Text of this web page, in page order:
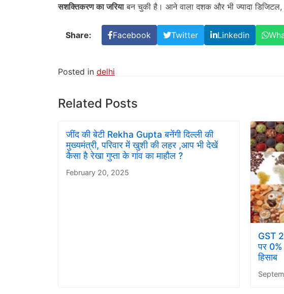
सशक्तिकरण का जरियाबन चुकी है। आने वाला दशक और भी ज्यादा डिजिटल,
Share: Facebook Twitter Linkedin
Posted in delhi
Related Posts
जींद की बेटी Rekha Gupta बनेंगी दिल्ली की
मुख्यमंत्री, परिवार में खुशी की लहर ,आप भी देखें
कैसा है रेखा गुप्ता के गांव का माहौल ?
February 20, 2025
GST
पर
हिसाब